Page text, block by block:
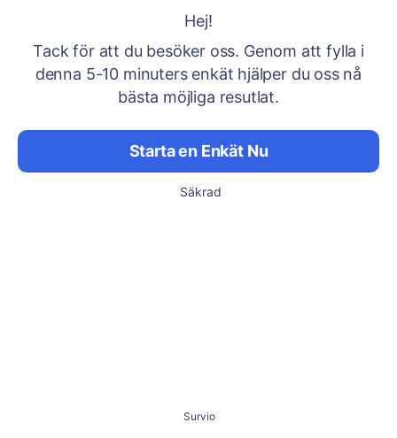
Hej!
Tack för att du besöker oss. Genom att fylla i
denna 5-10 minuters enkät hjälper du oss nå
bästa möjliga resutlat.
Starta en Enkät Nu
Säkrad
Survio